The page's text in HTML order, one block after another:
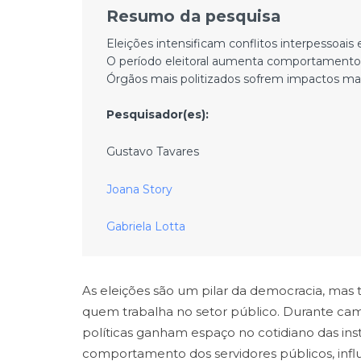
Resumo da pesquisa
Eleições intensificam conflitos interpessoais
O período eleitoral aumenta
Órgãos mais politizados sofrem impactos
Pesquisador(es):
Gustavo Tavares
Joana Story
Gabriela Lotta
As eleições são um pilar da democracia,
quem trabalha no setor público. Durante
políticas ganham espaço no cotidiano das
comportamento dos servidores públicos,